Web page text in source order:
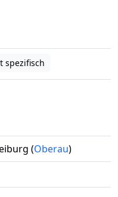
spezifisch
(Oberau)